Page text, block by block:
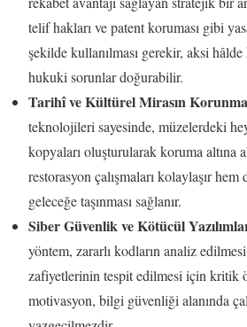
telif hakları ve patent koruması gibi
şekilde kullanılması gerekir, aksi
hukuki sorunlar doğurabilir.
Tarihî ve Kültürel Mirasın
teknolojileri sayesinde, müzelerdeki
kopyaları oluşturularak koruma altına
restorasyon çalışmaları kolaylaşır
geleceğe taşınması sağlanır.
Siber Güvenlik ve Kötücül
yöntem, zararlı kodların analiz
zafiyetlerinin tespit edilmesi için kritik
motivasyon, bilgi güvenliği alanında